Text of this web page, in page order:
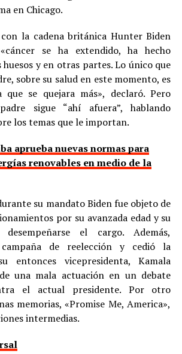
en Chicago.
la cadena británica Hunter Biden
se ha extendido, ha hecho
huesos y en otras partes. Lo único que
sobre su salud en este momento, es
que se quejara más», declaró. Pero
sigue “ahí afuera”, hablando
los temas que le importan.
aprueba nuevas normas para
renovables en medio de la
su mandato Biden fue objeto de
por su avanzada edad y su
desempeñarse el cargo. Además,
de reelección y cedió la
entonces vicepresidenta, Kamala
una mala actuación en un debate
el actual presidente. Por otro
memorias, «Promise Me, America»,
intermedias.